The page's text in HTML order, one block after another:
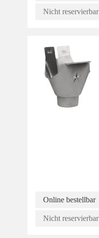
Nicht reservierbar
Online bestellbar
Nicht reservierbar